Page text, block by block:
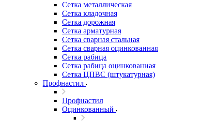
Сетка металлическая
Сетка кладочная
Сетка дорожная
Сетка арматурная
Сетка сварная стальная
Сетка сварная оцинкованная
Сетка рабица
Сетка рабица оцинкованная
Сетка ЦПВС (штукатурная)
Профнастил
Профнастил
Оцинкованный